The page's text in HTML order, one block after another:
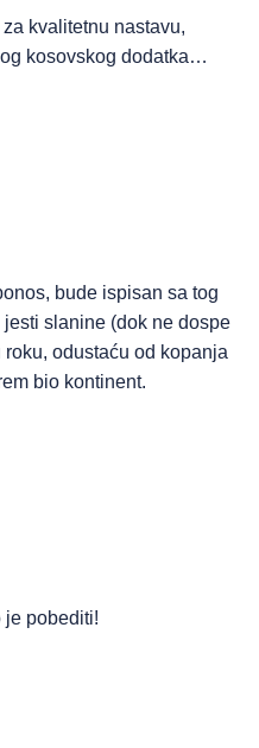
kvalitetnu nastavu,
kosovskog dodatka…
bude ispisan sa tog
slanine (dok ne dospe
odustaću od kopanja
bio kontinent.
je pobediti!